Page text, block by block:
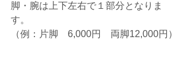
脚・腕は上下左右で１部分となりま
す。
（例：片脚　6,000円　両脚12,000円）